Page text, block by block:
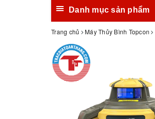
Danh mục sản phẩm
Trang chủ Máy Thủy Bình Topcon